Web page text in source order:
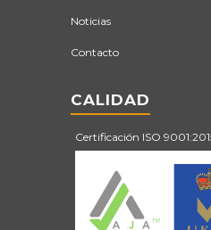
Noticias
Contacto
CALIDAD
Certificación ISO